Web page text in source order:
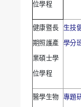
位學程
健康暨長
期照護產
業碩士學
位學程
生技
學分
醫學生物 專題